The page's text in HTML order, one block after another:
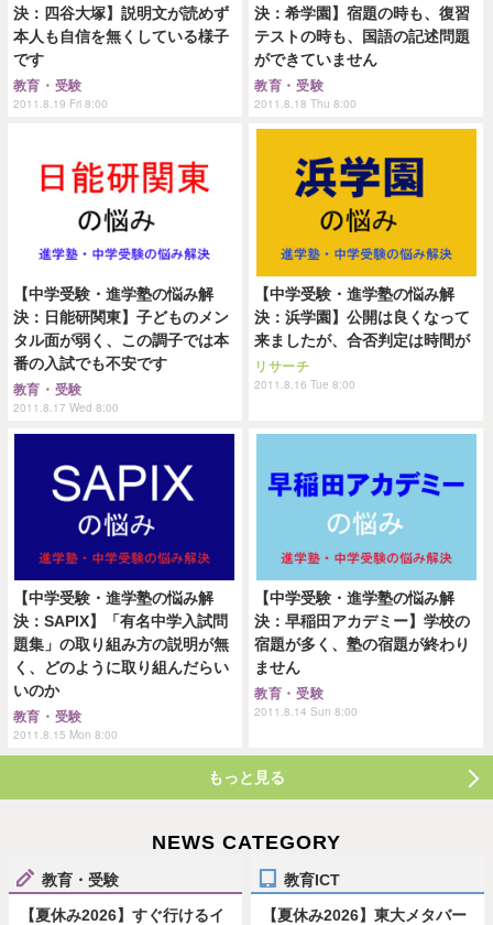
決：四谷大塚】説明文が読めず
本人も自信を無くしている様子
です
教育・受験
2011.8.19 Fri 8:00
決：希学園】宿題の時も、復習
テストの時も、国語の記述問題
ができていません
教育・受験
2011.8.18 Thu 8:00
【中学受験・進学塾の悩み解
決：日能研関東】子どものメン
タル面が弱く、この調子では本
番の入試でも不安です
教育・受験
2011.8.17 Wed 8:00
【中学受験・進学塾の悩み解
決：浜学園】公開は良くなって
来ましたが、合否判定は時間が
リサーチ
2011.8.16 Tue 8:00
【中学受験・進学塾の悩み解
決：SAPIX】「有名中学入試問
題集」の取り組み方の説明が無
く、どのように取り組んだらい
いのか
教育・受験
2011.8.15 Mon 8:00
【中学受験・進学塾の悩み解
決：早稲田アカデミー】学校の
宿題が多く、塾の宿題が終わり
ません
教育・受験
2011.8.14 Sun 8:00
もっと見る
NEWS CATEGORY
教育・受験
【夏休み2026】すぐ行けるイ
教育ICT
【夏休み2026】東大メタバー